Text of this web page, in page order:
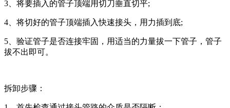
3、将要插入的管子顶端用切刀垂直切平;
4、将切好的管子顶端插入快速接头，用力插到底;
5、验证管子是否连接牢固，用适当的力量拔一下管子，管子
拔不出即可。
拆卸步骤：